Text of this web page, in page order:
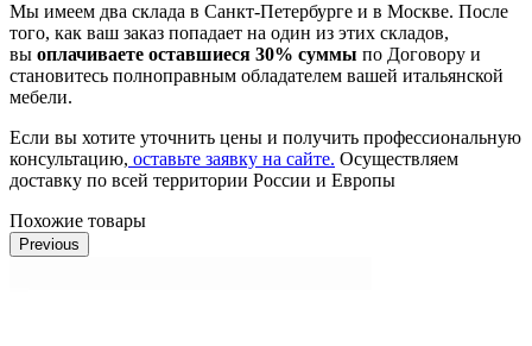
Мы имеем два склада в Санкт-Петербурге и в Москве. После
того, как ваш заказ попадает на один из этих складов,
вы оплачиваете оставшиеся 30% суммы по Договору и
становитесь полноправным обладателем вашей итальянской
мебели.
Если вы хотите уточнить цены и получить профессиональную
консультацию, оставьте заявку на сайте. Осуществляем
доставку по всей территории России и Европы
Похожие товары
Previous